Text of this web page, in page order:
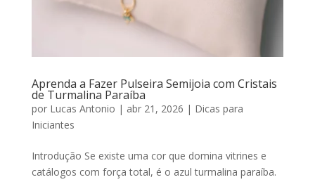
Aprenda a Fazer Pulseira Semijoia com Cristais
de Turmalina Paraíba
por Lucas Antonio | abr 21, 2026 | Dicas para
Iniciantes
Introdução Se existe uma cor que domina vitrines e
catálogos com força total, é o azul turmalina paraíba.